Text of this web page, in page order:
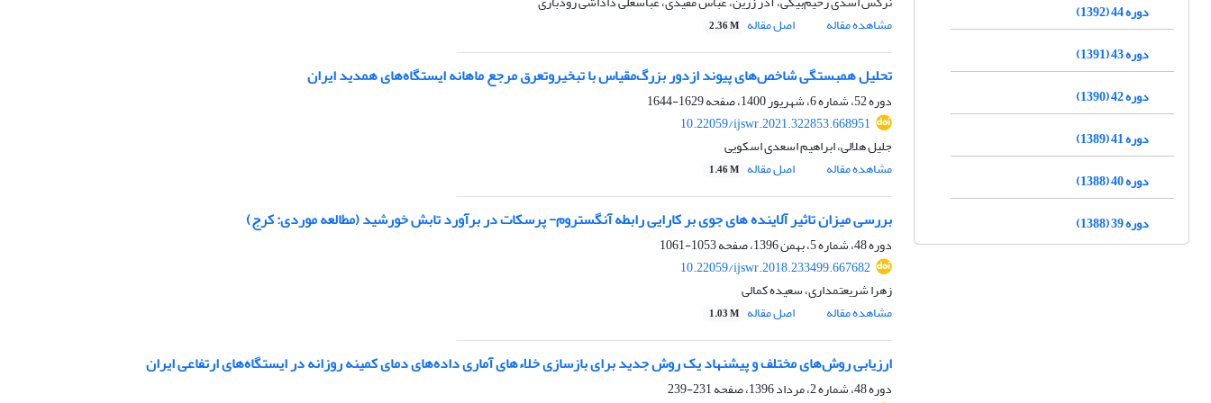
مشاهده مقاله
اصل مقاله 2.36 M
تحلیل همبستگی شاخص‌های پیوند ازدور بزرگ‌مقیاس با تبخیروتعرق مرجع ماهانه ایستگاه‌های همدید ایران
دوره 52، شماره 6، شهریور 1400، صفحه
1629-1644
10.22059/ijswr.2021.322853.668951
جلیل هلالی، ابراهیم اسعدی اسکویی
مشاهده مقاله
اصل مقاله 1.46 M
بررسی میزان تاثیر آلاینده های جوی بر کارایی رابطه آنگستروم- پرسکات در برآورد تابش خورشید (مطالعه موردی: کرج)
دوره 48، شماره 5، بهمن 1396، صفحه
1053-1061
10.22059/ijswr.2018.233499.667682
زهرا شریعتمداری، سعیده کمالی
مشاهده مقاله
اصل مقاله 1.03 M
ارزیابی روش‌های مختلف و پیشنهاد یک روش جدید برای بازسازی خلاءهای آماری داده‌های دمای کمینه روزانه در ایستگاه‌های ارتفاعی ایران
دوره 48، شماره 2، مرداد 1396، صفحه
231-239
دوره 44 (1392)
دوره 43 (1391)
دوره 42 (1390)
دوره 41 (1389)
دوره 40 (1388)
دوره 39 (1388)